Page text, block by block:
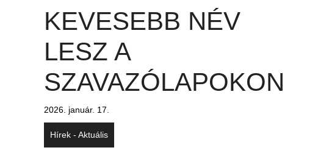
KEVESEBB NÉV
LESZ A
SZAVAZÓLAPOKON
2026. január. 17.
Hírek - Aktuális